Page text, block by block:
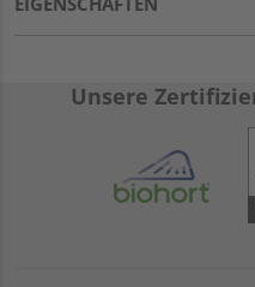
Unsere